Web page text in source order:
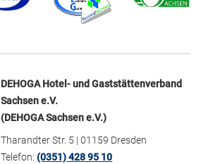
DEHOGA Hotel- und Gaststättenverband
Sachsen e.V.
(DEHOGA Sachsen e.V.)
Tharandter Str. 5 | 01159 Dresden
Telefon:(0351) 428 95 10